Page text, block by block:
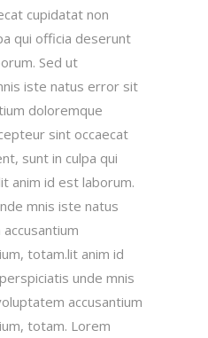
cupidatat non
qui officia deserunt
Sed ut
iste natus error sit
doloremque
sint occaecat
sunt in culpa qui
anim id est laborum.
mnis iste natus
totam.lit anim id
unde mnis
accusantium
totam. Lorem